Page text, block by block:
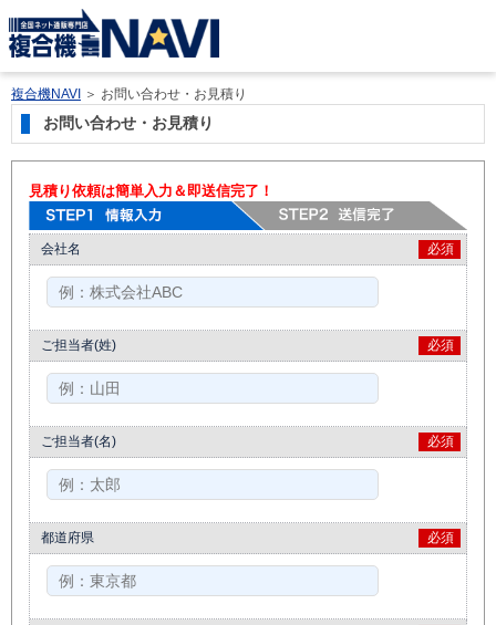
複合機NAVI ＞ お問い合わせ・お見積り
お問い合わせ・お見積り
見積り依頼は簡単入力＆即送信完了！
会社名 必須
ご担当者(姓) 必須
ご担当者(名) 必須
都道府県 必須